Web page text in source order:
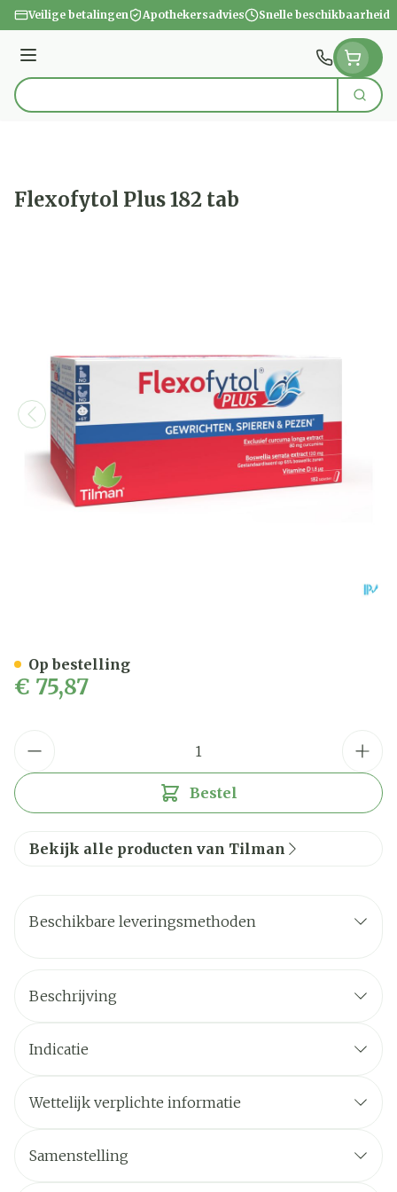
Ga naar de inhoud
Veilige betalingen Apothekersadvies Snelle beschikbaarheid
Menu
Product, merk, categorie... Zoek
Flexofytol Plus 182 tab
€ 75,87
Bestel
Op bestelling
Bekijk alle producten van Tilman
Beschikbare leveringsmethoden
Beschrijving
Indicatie
Wettelijk verplichte informatie
Samenstelling